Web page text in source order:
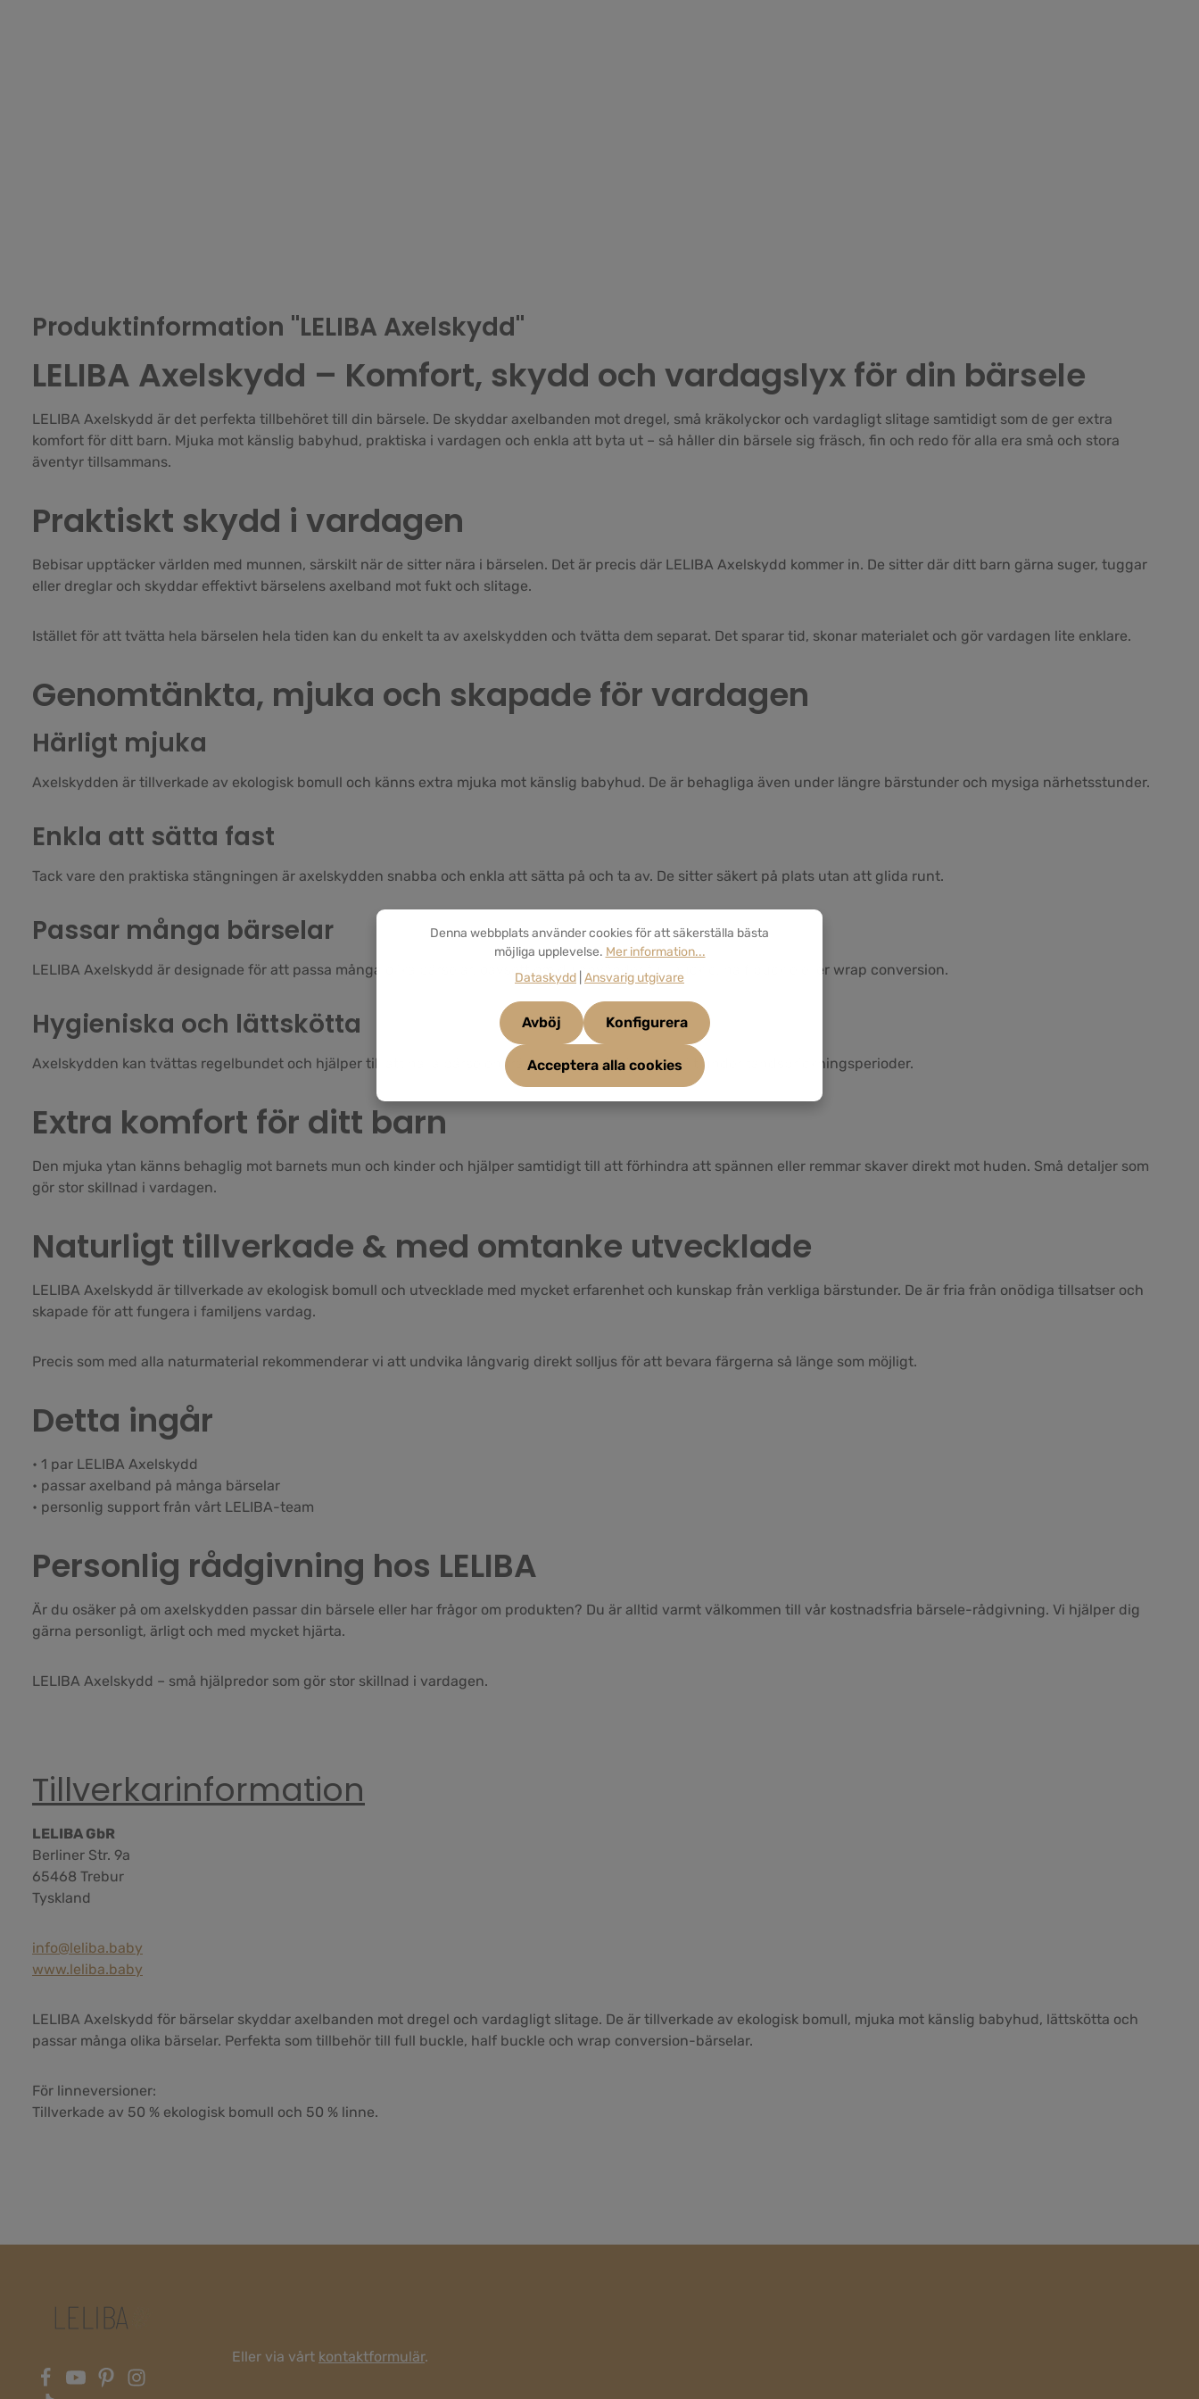
Produktinformation "LELIBA Axelskydd"
LELIBA Axelskydd – Komfort, skydd och vardagslyx för din bärsele
LELIBA Axelskydd är det perfekta tillbehöret till din bärsele. De skyddar axelbanden mot dregel, små kräkolyckor och vardagligt slitage samtidigt som de ger extra
komfort för ditt barn. Mjuka mot känslig babyhud, praktiska i vardagen och enkla att byta ut – så håller din bärsele sig fräsch, fin och redo för alla era små och stora
äventyr tillsammans.
Praktiskt skydd i vardagen
Bebisar upptäcker världen med munnen, särskilt när de sitter nära i bärselen. Det är precis där LELIBA Axelskydd kommer in. De sitter där ditt barn gärna suger, tuggar
eller dreglar och skyddar effektivt bärselens axelband mot fukt och slitage.
Istället för att tvätta hela bärselen hela tiden kan du enkelt ta av axelskydden och tvätta dem separat. Det sparar tid, skonar materialet och gör vardagen lite enklare.
Genomtänkta, mjuka och skapade för vardagen
Härligt mjuka
Axelskydden är tillverkade av ekologisk bomull och känns extra mjuka mot känslig babyhud. De är behagliga även under längre bärstunder och mysiga närhetsstunder.
Enkla att sätta fast
Tack vare den praktiska stängningen är axelskydden snabba och enkla att sätta på och ta av. De sitter säkert på plats utan att glida runt.
Passar många bärselar
LELIBA Axelskydd är designade för att passa många olika bärselar, oavsett om du använder full buckle, half buckle eller wrap conversion.
Hygieniska och lättskötta
Axelskydden kan tvättas regelbundet och hjälper till att hålla bärselen fräsch och hygienisk, särskilt under tandsprickningsperioder.
Extra komfort för ditt barn
Den mjuka ytan känns behaglig mot barnets mun och kinder och hjälper samtidigt till att förhindra att spännen eller remmar skaver direkt mot huden. Små detaljer som
gör stor skillnad i vardagen.
Naturligt tillverkade & med omtanke utvecklade
LELIBA Axelskydd är tillverkade av ekologisk bomull och utvecklade med mycket erfarenhet och kunskap från verkliga bärstunder. De är fria från onödiga tillsatser och
skapade för att fungera i familjens vardag.
Precis som med alla naturmaterial rekommenderar vi att undvika långvarig direkt solljus för att bevara färgerna så länge som möjligt.
Detta ingår
• 1 par LELIBA Axelskydd
• passar axelband på många bärselar
• personlig support från vårt LELIBA-team
Personlig rådgivning hos LELIBA
Är du osäker på om axelskydden passar din bärsele eller har frågor om produkten? Du är alltid varmt välkommen till vår kostnadsfria bärsele-rådgivning. Vi hjälper dig
gärna personligt, ärligt och med mycket hjärta.
LELIBA Axelskydd – små hjälpredor som gör stor skillnad i vardagen.
Tillverkarinformation
LELIBA GbR
Berliner Str. 9a
65468 Trebur
Tyskland
info@leliba.baby
www.leliba.baby
LELIBA Axelskydd för bärselar skyddar axelbanden mot dregel och vardagligt slitage. De är tillverkade av ekologisk bomull, mjuka mot känslig babyhud, lättskötta och
passar många olika bärselar. Perfekta som tillbehör till full buckle, half buckle och wrap conversion-bärselar.
För linneversioner:
Tillverkade av 50 % ekologisk bomull och 50 % linne.
Eller via vårt kontaktformulär.
Denna webbplats använder cookies för att säkerställa bästa
möjliga upplevelse. Mer information...
Dataskydd Ansvarig utgivare
Avböj Konfigurera
Acceptera alla cookies